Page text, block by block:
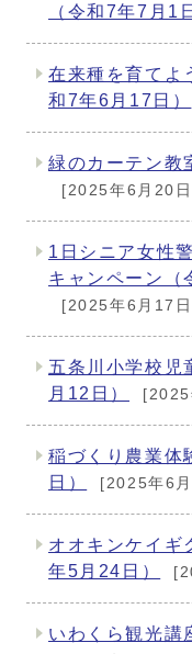
（令和7年7月1
在来種を育てよ
和7年6月17日）
緑のカーテン教
[2025年6月20
1日シニア女性
キャンペーン（
[2025年6月17
五条川小学校児
月12日）
稲づくり農業体
日）
[2025年6
オオキンケイギ
年5月24日）
いわくら観光講